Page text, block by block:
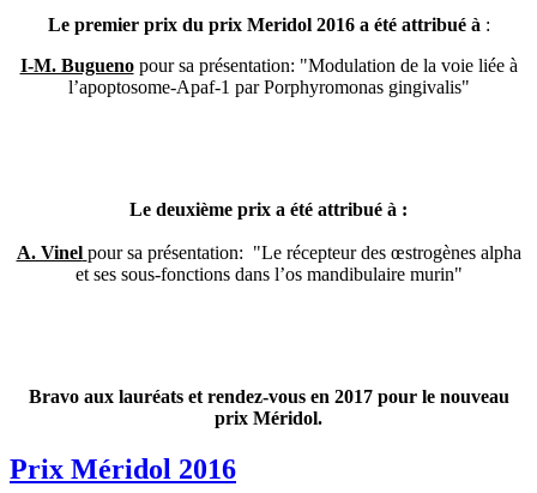
Le premier prix du prix Meridol 2016 a été attribué à :
I-M. Buguenopour sa présentation: "Modulation de la voie liée à
l’apoptosome-Apaf-1 par Porphyromonas gingivalis"
Le deuxième prix a été attribué à :
A. Vinel pour sa présentation: "Le récepteur des œstrogènes alpha
et ses sous-fonctions dans l’os mandibulaire murin"
Bravo aux lauréats et rendez-vous en 2017 pour le nouveau
prix Méridol.
Prix Méridol 2016